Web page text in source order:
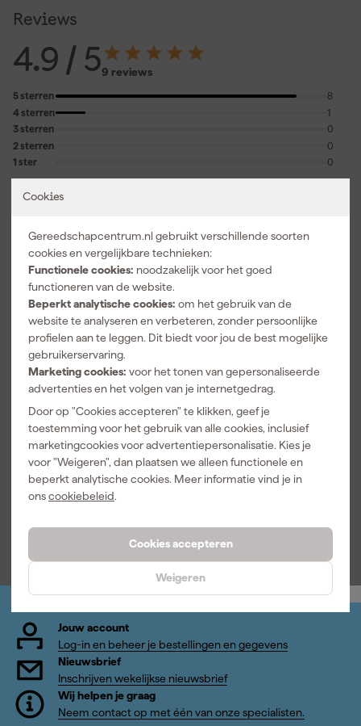
Cookies
Gereedschapcentrum.nl gebruikt verschillende soorten
cookies en vergelijkbare technieken:
Functionele cookies: noodzakelijk voor het goed
functioneren van de website.
Beperkt analytische cookies: om het gebruik van de
website te analyseren en verbeteren, zonder persoonlijke
profielen aan te leggen. Dit biedt voor jou de best mogelijke
gebruikerservaring.
Marketing cookies: voor het tonen van gepersonaliseerde
advertenties en het volgen van je internetgedrag.
Door op "Cookies accepteren" te klikken, geef je
toestemming voor het gebruik van alle cookies, inclusief
marketingcookies voor advertentiepersonalisatie. Kies je
voor "Weigeren", dan plaatsen we alleen functionele en
beperkt analytische cookies. Meer informatie vind je in
onscookiebeleid.
Cookies accepteren
Weigeren
Reviews
4.9 / 59 reviews
5 sterren
8
4 sterren
1
3 sterren
0
2 sterren
0
1 ster
0
28-1-2022
5.0
geverifieerd
Prima kwaliteit
28-1-2022
5.0
geverifieerd
Wij hebben deze altijd al die zijn top voor vloerleggers en andere
werkzaamheden als U op de knieën moet zitten Mvg Whd
Allround Montage (vloerenspecialisten).
30-4-2021
Bekijk alle reviews
Jouw account
Log-in en beheer je bestellingen en gegevens
Nieuwsbrief
Inschrijven wekelijkse nieuwsbrief
Wij helpen je graag
Neem contact op met één van onze specialisten.